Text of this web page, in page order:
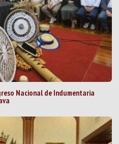
Nacional de Indumentaria